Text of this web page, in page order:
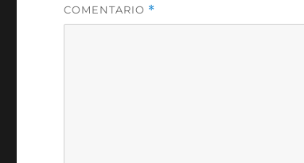
COMENTARIO *